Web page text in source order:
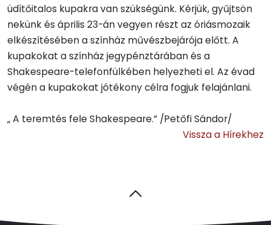
üdítőitalos kupakra van szükségünk. Kérjük, gyűjtsön
nekünk és április 23-án vegyen részt az óriásmozaik
elkészítésében a színház művészbejárója előtt. A
kupakokat a színház jegypénztárában és a
Shakespeare-telefonfülkében helyezheti el. Az évad
végén a kupakokat jótékony célra fogjuk felajánlani.
„ A teremtés fele Shakespeare.” /Petőfi Sándor/
Vissza a Hírekhez